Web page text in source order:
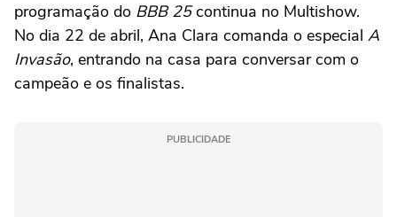
programação do BBB 25continua no Multishow.
No dia 22 de abril, Ana Clara comanda o especial A
Invasão, entrando na casa para conversar com o
campeão e os finalistas.
PUBLICIDADE